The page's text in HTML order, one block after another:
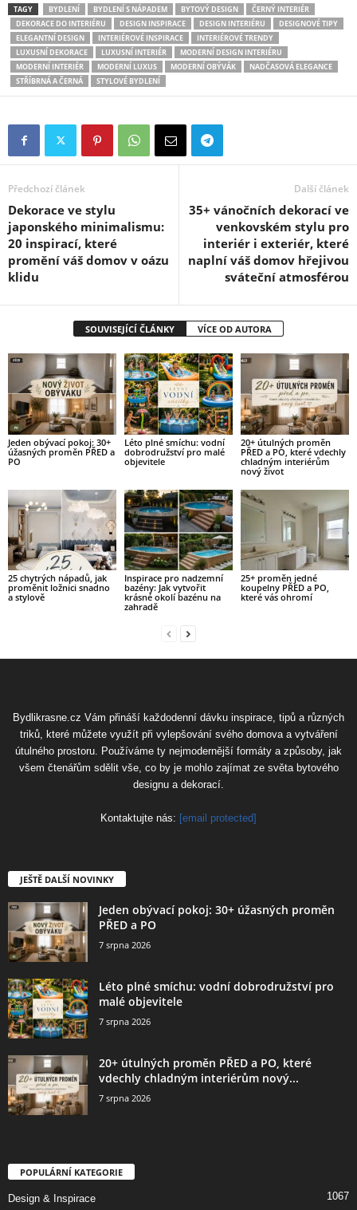
TAGY BYDLENÍ BYDLENÍ S NÁPADEM BYTOVÝ DESIGN
ČERNÝ INTERIÉR
DEKORACE DO INTERIÉRU
DESIGN INSPIRACE DESIGN INTERIÉRU
DESIGNOVÉ TIPY
ELEGANTNÍ DESIGN
INTERIÉROVÉ INSPIRACE
INTERIÉROVÉ TRENDY
LUXUSNÍ DEKORACE
LUXUSNÍ INTERIÉR
MODERNÍ DESIGN INTERIÉRU
MODERNÍ INTERIÉR
MODERNÍ LUXUS MODERNÍ OBÝVÁK
NADČASOVÁ ELEGANCE
STŘÍBRNÁ A ČERNÁ
STYLOVÉ BYDLENÍ
Předchozí článek
Dekorace ve stylu
japonského minimalismu:
20 inspirací, které
promění váš domov v oázu
klidu
Další článek
35+ vánočních dekorací ve
venkovském stylu pro
interiér i exteriér, které
naplní váš domov hřejivou
sváteční atmosférou
SOUVISEJÍCÍ ČLÁNKY VÍCE OD AUTORA
Jeden obývací pokoj: 30+
úžasných proměn PŘED a
PO
Léto plné smíchu: vodní
dobrodružství pro malé
objevitele
20+ útulných proměn
PŘED a PO, které vdechly
chladným interiérům
nový život
25 chytrých nápadů, jak
proměnit ložnici snadno
a stylově
Inspirace pro nadzemní
bazény: Jak vytvořit
krásné okolí bazénu na
zahradě
25+ proměn jedné
koupelny PŘED a PO,
které vás ohromí
Bydlikrasne.cz Vám přináší každodenní dávku inspirace, tipů a různých
triků, které můžete využít při vylepšování svého domova a vytváření
útulného prostoru. Používáme ty nejmodernější formáty a způsoby, jak
všem čtenářům sdělit vše, co by je mohlo zajímat ze světa bytového
designu a dekorací.
Kontaktujte nás: [email protected]
JEŠTĚ DALŠÍ NOVINKY
Jeden obývací pokoj: 30+ úžasných proměn
PŘED a PO
7 srpna 2026
Léto plné smíchu: vodní dobrodružství pro
malé objevitele
7 srpna 2026
20+ útulných proměn PŘED a PO, které
vdechly chladným interiérům nový...
7 srpna 2026
POPULÁRNÍ KATEGORIE
Design & Inspirace 1067